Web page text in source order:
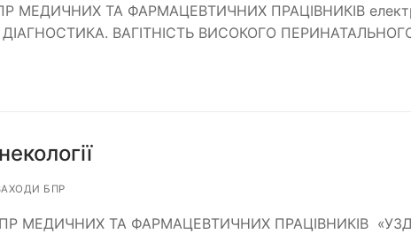
МЕДИЧНИХ ТА ФАРМАЦЕВТИЧНИХ ПРАЦІВНИКІВ
ВАГІТНІСТЬ ВИСОКОГО
БПР
МЕДИЧНИХ ТА ФАРМАЦЕВТИЧНИХ ПРАЦІВНИКІВ «УЗД в